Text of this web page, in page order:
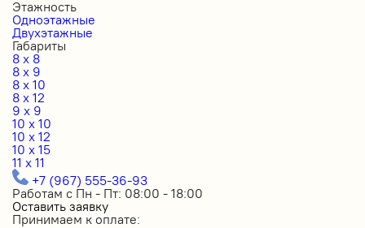
Этажность
Одноэтажные
Двухэтажные
Габариты
8 x 8
8 x 9
8 x 10
8 x 12
9 x 9
10 x 10
10 x 12
10 x 15
11 x 11
+7 (967) 555-36-93
Работам с Пн - Пт: 08:00 - 18:00
Оставить заявку
Принимаем к оплате: